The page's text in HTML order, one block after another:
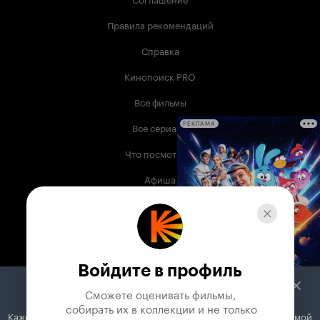
Правила рекомендаций
Справка
Кинопоиск PRO
Все фильмы
Все сериалы
Что посмотреть
Афиша
Музыка
Телепрограмма
Служба поддержки
РЕКЛАМА
Войдите в профиль
Сможете оценивать фильмы,
собирать их в коллекции и не только
Кажется, вы используете блокировщик рекламы. Вместе с рекламой